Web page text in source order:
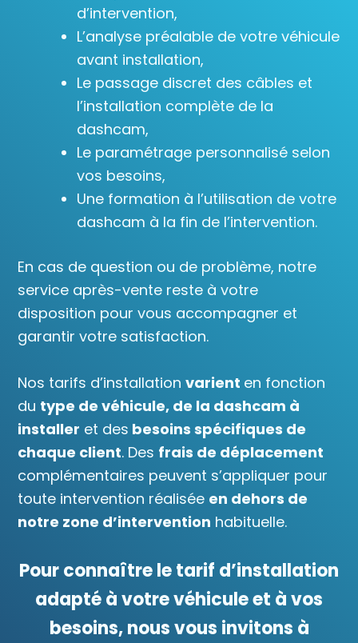
d’intervention,
L’analyse préalable de votre véhicule
avant installation,
Le passage discret des câbles et
l’installation complète de la
dashcam,
Le paramétrage personnalisé selon
vos besoins,
Une formation à l’utilisation de votre
dashcam à la fin de l’intervention.
En cas de question ou de problème, notre
service après-vente reste à votre
disposition pour vous accompagner et
garantir votre satisfaction.
Nos tarifs d’installationvarient en fonction
du type de véhicule, de la dashcam à
installer et des besoins spécifiques de
chaque client. Des frais de déplacement
complémentaires peuvent s’appliquer pour
toute intervention réalisée en dehors de
notre zone d’intervention habituelle.
Pour connaître le tarif d’installation
adapté à votre véhicule et à vos
besoins, nous vous invitons à